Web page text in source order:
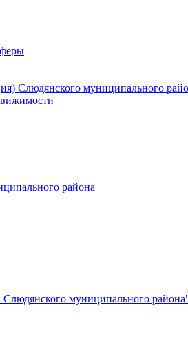
Слюдянского муниципального
района
муниципального